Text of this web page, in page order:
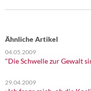
Rosa-Luxemburg-
Ähnliche Artikel
04.05.2009
"Die Schwelle zur Gewalt
29.04.2009